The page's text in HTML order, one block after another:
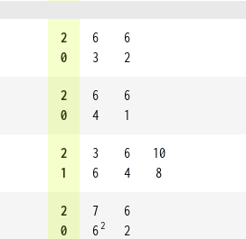
2
0
6
3
6
2
2
0
6
4
6
1
2
1
3
6
6
4
10
8
2
0
7
62
6
2